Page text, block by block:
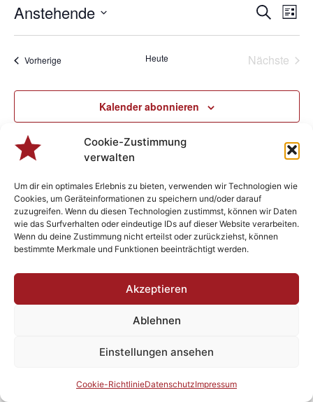
Cookie-Zustimmung
verwalten
Um dir ein optimales Erlebnis zu bieten, verwenden wir Technologien wie
Cookies, um Geräteinformationen zu speichern und/oder darauf
zuzugreifen. Wenn du diesen Technologien zustimmst, können wir Daten
wie das Surfverhalten oder eindeutige IDs auf dieser Website verarbeiten.
Wenn du deine Zustimmung nicht erteilst oder zurückziehst, können
bestimmte Merkmale und Funktionen beeinträchtigt werden.
Akzeptieren
Ablehnen
Einstellungen ansehen
Cookie-RichtlinieDatenschutzImpressum
und
SucheListe
Anstehende
wählen.
VorherigeVeranstaltungen Heute Nächste
Kalender abonnieren
Plenk.MEDIA - Berchtsgonzefix 2023 - Rock’n Roll
since 1982